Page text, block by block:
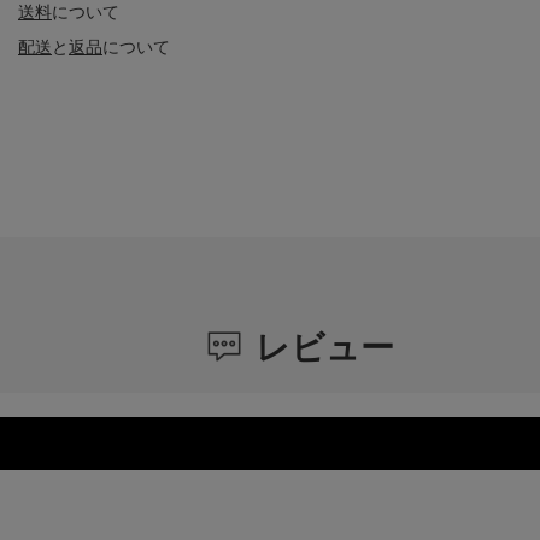
送料について
配送と返品について
レビュー